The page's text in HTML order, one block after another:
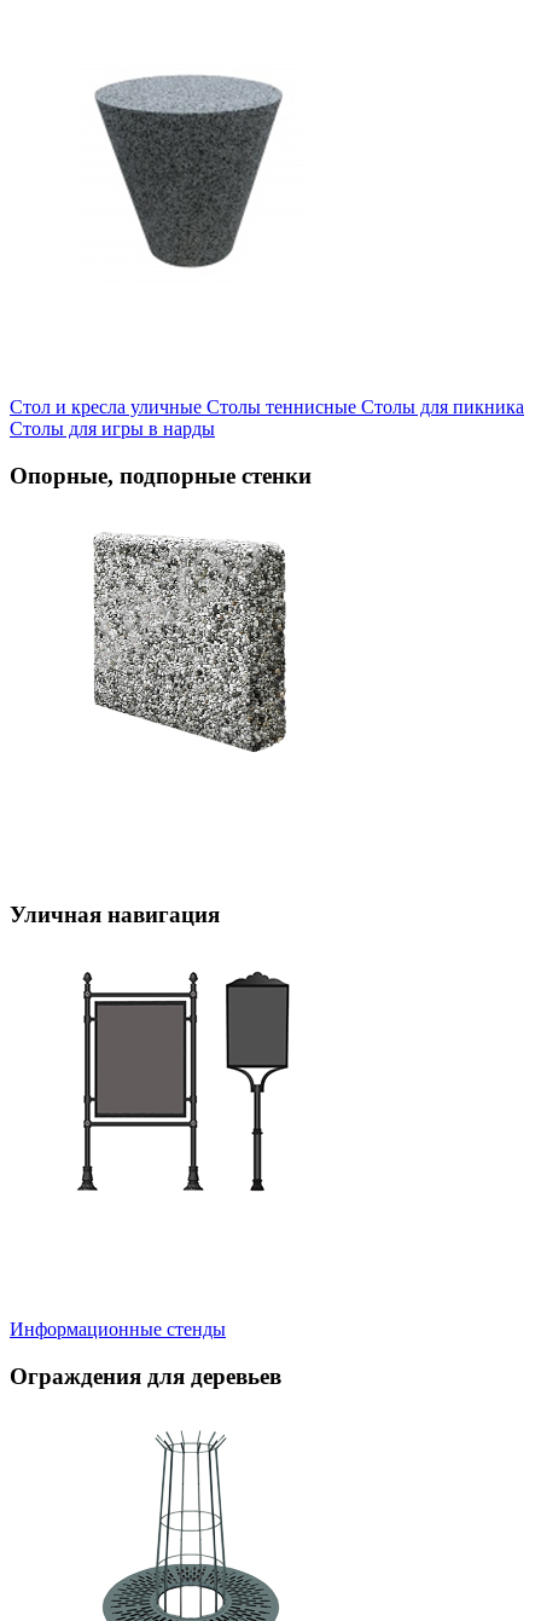
Стол и кресла уличные Cтолы теннисные Столы для пикника
Столы для игры в нарды
Опорные, подпорные стенки
Уличная навигация
Информационные стенды
Ограждения для деревьев